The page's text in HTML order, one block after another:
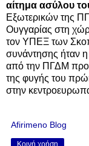
αίτημα ασύλου
Εξωτερικών της
Ουγγαρίας στη
τον ΥΠΕΞ των
συνάντησης ήταν
από την ΠΓΔΜ
της φυγής του
στην
Afirimeno Blog
Κοινή χρήση